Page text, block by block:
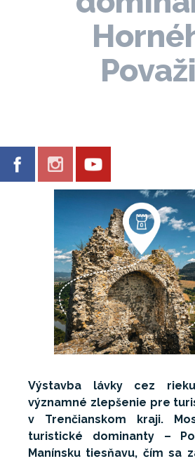
Výstavba lávky cez
významné zlepšenie pre
v Trenčianskom kraji.
turistické dominanty –
Manínsku tiesňavu, čím sa